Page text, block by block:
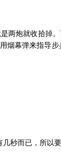
两炮就收拾掉
烟幕弹来指导
秒而已，所以要